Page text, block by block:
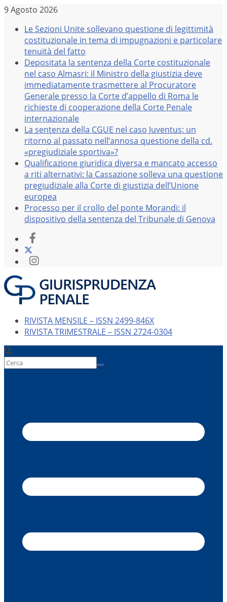
Salta
contenuto
9 Agosto 2026
Le Sezioni Unite sollevano questione di legittimità
costituzionale in tema di impugnazioni e particolare
tenuità del fatto
Depositata la sentenza della Corte costituzionale
nel caso Almasri: il Ministro della giustizia deve
immediatamente trasmettere al Procuratore
Generale presso la Corte d’appello di Roma le
richieste di cooperazione della Corte Penale
internazionale
La sentenza della CGUE nel caso Juventus: un
ritorno al passato nell’annosa questione della cd.
«pregiudiziale sportiva»?
Qualificazione giuridica diversa e mancato accesso
a riti alternativi: la Cassazione solleva una questione
pregiudiziale alla Corte di giustizia dell’Unione
europea
Processo per il crollo del ponte Morandi: il
dispositivo della sentenza del Tribunale di Genova
RIVISTA MENSILE – ISSN 2499-846X
RIVISTA TRIMESTRALE – ISSN 2724-0304